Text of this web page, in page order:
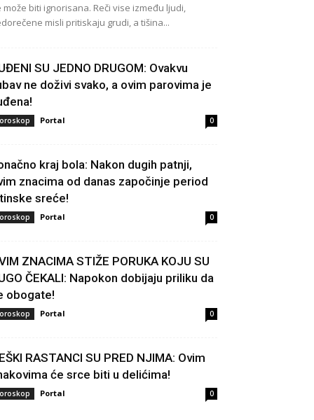
može biti ignorisana. Reči vise između ljudi,
misli pritiskaju grudi, a tišina...
SU JEDNO DRUGOM: Ovakvu
ne doživi svako, a ovim parovima je
Portal 0
kraj bola: Nakon dugih patnji,
znacima od danas započinje period
sreće!
Portal 0
ZNACIMA STIŽE PORUKA KOJU SU
ČEKALI: Napokon dobijaju priliku da
obogate!
Portal 0
RASTANCI SU PRED NJIMA: Ovim
će srce biti u delićima!
Portal 0